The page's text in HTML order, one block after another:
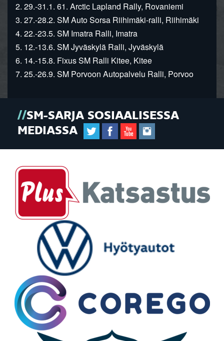
2. 29.-31.1. 61. Arctic Lapland Rally, Rovaniemi
3. 27.-28.2. SM Auto Sorsa Riihimäki-ralli, Riihimäki
4. 22.-23.5. SM Imatra Ralli, Imatra
5. 12.-13.6. SM Jyväskylä Ralli, Jyväskylä
6. 14.-15.8. Fixus SM Ralli Kitee, Kitee
7. 25.-26.9. SM Porvoon Autopalvelu Ralli, Porvoo
SM-SARJA SOSIAALISESSA
MEDIASSA